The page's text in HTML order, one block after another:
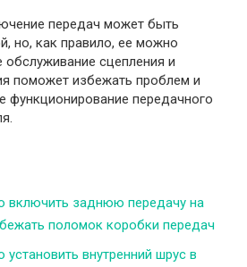
передач может быть
но, как правило, ее можно
обслуживание сцепления и
поможет избежать проблем и
функционирование передачного
включить заднюю передачу на
поломок коробки передач
установить внутренний шрус в